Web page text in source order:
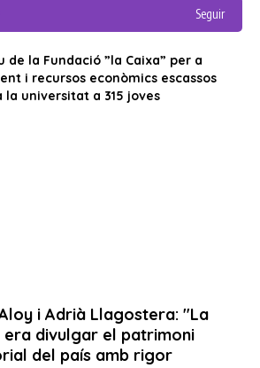
Seguir